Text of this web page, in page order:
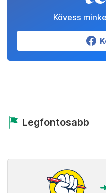
Kövess
Legfontosabb